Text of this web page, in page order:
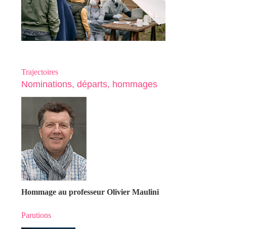
Trajectoires
Nominations, départs, hommages
Hommage au professeur Olivier Maulini
Parutions